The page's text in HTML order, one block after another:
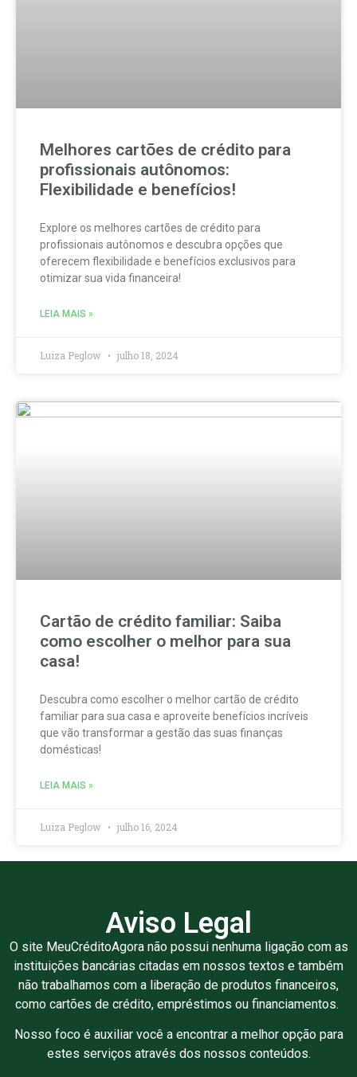
Melhores cartões de crédito para
profissionais autônomos:
Flexibilidade e benefícios!
Explore os melhores cartões de crédito para
profissionais autônomos e descubra opções que
oferecem flexibilidade e benefícios exclusivos para
otimizar sua vida financeira!
LEIA MAIS »
Luiza Peglow julho 18, 2024
Cartão de crédito familiar: Saiba
como escolher o melhor para sua
casa!
Descubra como escolher o melhor cartão de crédito
familiar para sua casa e aproveite benefícios incríveis
que vão transformar a gestão das suas finanças
domésticas!
LEIA MAIS »
Luiza Peglow julho 16, 2024
Aviso Legal
O site MeuCréditoAgora não possui nenhuma ligação com as
instituições bancárias citadas em nossos textos e também
não trabalhamos com a liberação de produtos financeiros,
como cartões de crédito, empréstimos ou financiamentos.
Nosso foco é auxiliar você a encontrar a melhor opção para
estes serviços através dos nossos conteúdos.